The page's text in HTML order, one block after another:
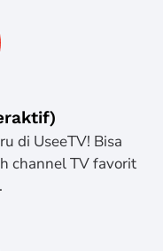
di UseeTV! Bisa
channel TV favorit